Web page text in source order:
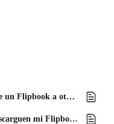
¿Cómo copiar mis enriquecimientos de un Flipbook a otro?
¿Puedo permitir que mis visitantes descarguen mi Flipbook?